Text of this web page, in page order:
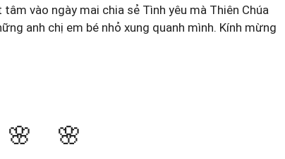
tâm vào ngày mai chia sẻ Tình yêu mà Thiên Chúa
anh chị em bé nhỏ xung quanh mình. Kính mừng
🌸